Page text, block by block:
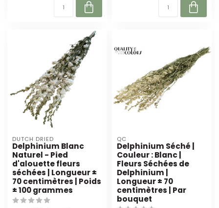
DUTCH DRIED
Delphinium Blanc
Naturel - Pied
d'alouette fleurs
séchées | Longueur ±
70 centimètres | Poids
± 100 grammes
QC
Delphinium Séché |
Couleur : Blanc |
Fleurs Séchées de
Delphinium |
Longueur ± 70
centimètres | Par
bouquet